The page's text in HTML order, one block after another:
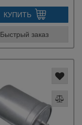
КУПИТЬ
Быстрый заказ